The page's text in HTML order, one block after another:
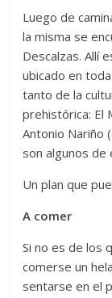
Luego de
la misma se
Descalzas. Allí
ubicado en
tanto de la
prehistórica: El
Antonio Nariño
son algunos de
Un plan que
A comer
Si no es de los
comerse un
sentarse en el